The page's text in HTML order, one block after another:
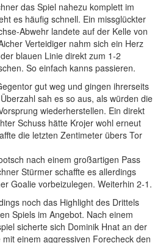
das Spiel nahezu komplett im
es häufig schnell. Ein missglückter
Abwehr landete auf der Kelle von
Verteidiger nahm sich ein Herz
blauen Linie direkt zum 1-2
So einfach kanns passieren.
gut weg und gingen ihrerseits
sah es so aus, als würden die
wiederherstellen. Ein direkt
Schuss hätte Krojer wohl erneut
die letzten Zentimeter übers Tor
nach einem großartigen Pass
Stürmer schaffte es allerdings
Goalie vorbeizulegen. Weiterhin 2-1.
noch das Highlight des Drittels
Spiels im Angebot. Nach einem
sicherte sich Dominik Hnat an der
einem aggressiven Forecheck den